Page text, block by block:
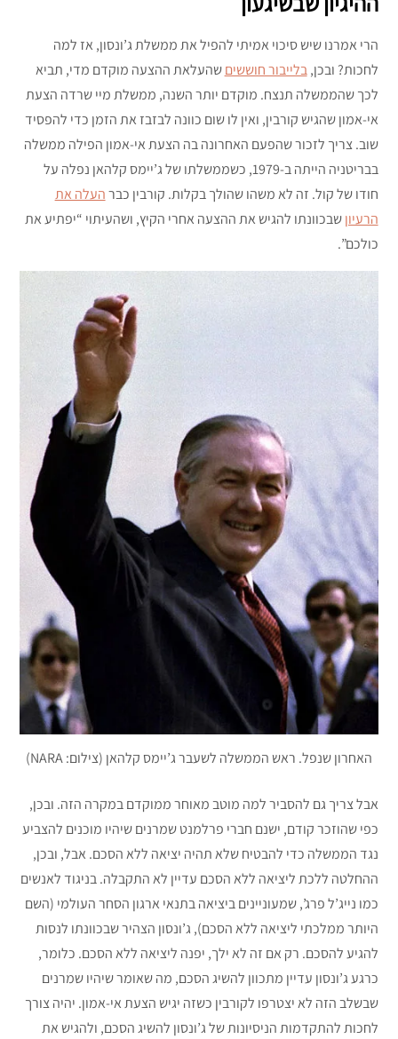
הרי אמרנו שיש סיכוי אמיתי להפיל את ממשלת ג’ונסון, אז למה
לחכות? ובכן,בלייבור חוששיםשהעלאת ההצעה מוקדם מדי, תביא
לכך שהממשלה תנצח. מוקדם יותר השנה, ממשלת מיי שרדה הצעת
אי-אמון שהגיש קורבין, ואין לו שום כוונה לבזבז את הזמן כדי להפסיד
שוב. צריך לזכור שהפעם האחרונה בה הצעת אי-אמון הפילה ממשלה
בבריטניה הייתה ב-1979, כשממשלתו של ג’יימס קלהאן נפלה על
חודו של קול. זה לא משהו שהולך בקלות. קורבין כברהעלה את
הרעיוןשבכוונתו להגיש את ההצעה אחרי הקיץ, ושהעיתוי “יפתיע את
כולכם”.
האחרון שנפל. ראש הממשלה לשעבר ג’יימס קלהאן (צילום: NARA)
אבל צריך גם להסביר למה מוטב מאוחר ממוקדם במקרה הזה. ובכן,
כפי שהוזכר קודם, ישנם חברי פרלמנט שמרנים שיהיו מוכנים להצביע
נגד הממשלה כדי להבטיח שלא תהיה יציאה ללא הסכם. אבל, ובכן,
ההחלטה ללכת ליציאה ללא הסכם עדיין לא התקבלה. בניגוד לאנשים
כמו נייג’ל פרג’, שמעוניינים ביציאה בתנאי ארגון הסחר העולמי (השם
היותר ממלכתי ליציאה ללא הסכם), ג’ונסון הצהיר שבכוונתו לנסות
להגיע להסכם. רק אם זה לא ילך, יפנה ליציאה ללא הסכם. כלומר,
כרגע ג’ונסון עדיין מתכוון להשיג הסכם, מה שאומר שיהיו שמרנים
שבשלב הזה לא יצטרפו לקורבין כשזה יגיש הצעת אי-אמון. יהיה צורך
לחכות להתקדמות הניסיונות של ג’ונסון להשיג הסכם, ולהגיש את